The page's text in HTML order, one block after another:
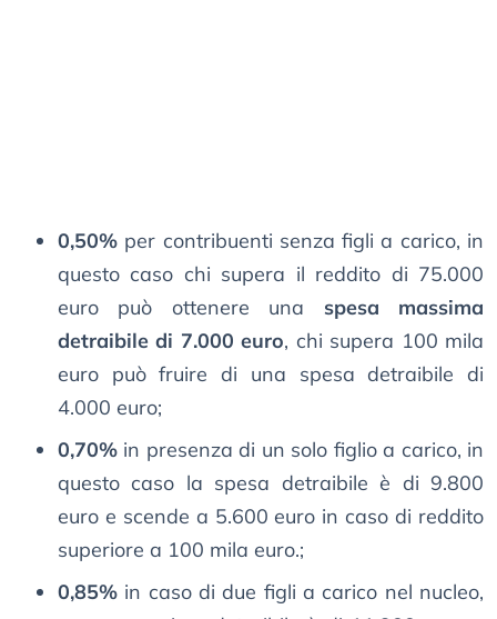
0,50% per contribuenti senza figli a carico, in
questo caso chi supera il reddito di 75.000
euro può ottenere una spesa massima
detraibile di 7.000 euro, chi supera 100 mila
euro può fruire di una spesa detraibile di
4.000 euro;
0,70% in presenza di un solo figlio a carico, in
questo caso la spesa detraibile è di 9.800
euro e scende a 5.600 euro in caso di reddito
superiore a 100 mila euro.;
0,85% in caso di due figli a carico nel nucleo,